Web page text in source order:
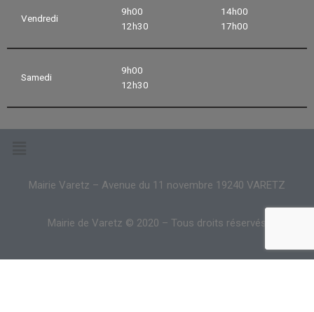
Vendredi
9h00
12h30
14h00
17h00
Samedi
9h00
12h30
Mairie Varetz – Avenue du 11 novembre 19240 VARETZ
Mairie de Varetz © 2020 – Tous droits réservés